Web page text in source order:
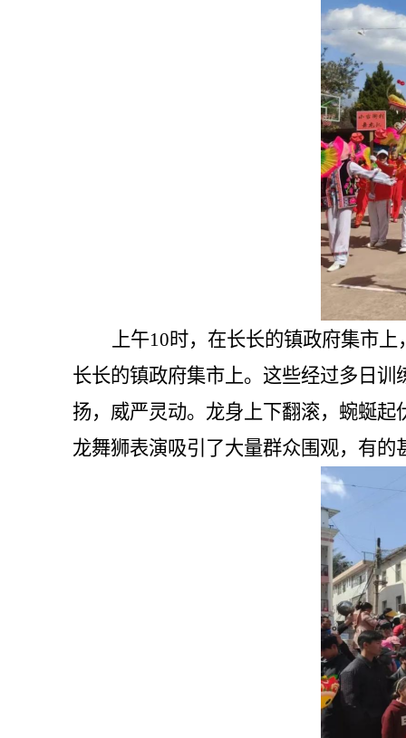
上午10时，在长长的镇政府集市
长长的镇政府集市上。这些经过多日
扬，威严灵动。龙身上下翻滚，蜿蜒
龙舞狮表演吸引了大量群众围观，有的